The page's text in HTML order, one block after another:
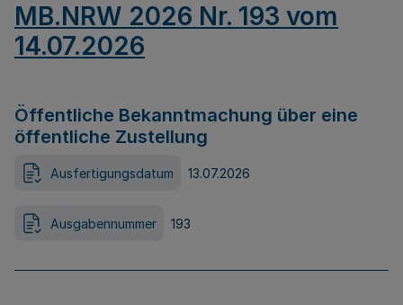
MB.NRW 2026 Nr. 193 vom
14.07.2026
Öffentliche Bekanntmachung über eine
öffentliche Zustellung
Ausfertigungsdatum 13.07.2026
Ausgabennummer 193